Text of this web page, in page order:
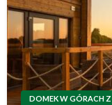
DOMEK W GÓRACH